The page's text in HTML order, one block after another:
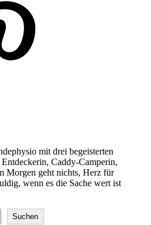
mit drei begeisterten
Caddy-Camperin,
Morgen geht nichts, Herz für
wenn es die Sache wert ist
Suchen